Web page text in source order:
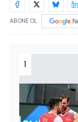
ABONE OL
1